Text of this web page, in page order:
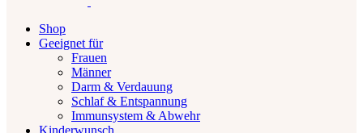
Shop
Geeignet für
Frauen
Männer
Darm & Verdauung
Schlaf & Entspannung
Immunsystem & Abwehr
Kinderwunsch